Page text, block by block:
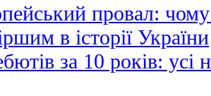
провал:
в історії України
за 10 років: